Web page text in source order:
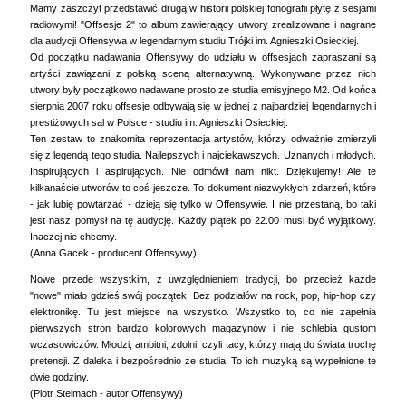
Mamy zaszczyt przedstawić drugą w historii polskiej fonografii płytę z sesjami
radiowymi! "Offsesje 2" to album zawierający utwory zrealizowane i nagrane
dla audycji Offensywa w legendarnym studiu Trójki im. Agnieszki Osieckiej.
Od początku nadawania Offensywy do udziału w offsesjach zapraszani są
artyści zawiązani z polską sceną alternatywną. Wykonywane przez nich
utwory były początkowo nadawane prosto ze studia emisyjnego M2. Od końca
sierpnia 2007 roku offsesje odbywają się w jednej z najbardziej legendarnych i
prestiżowych sal w Polsce - studiu im. Agnieszki Osieckiej.
Ten zestaw to znakomita reprezentacja artystów, którzy odważnie zmierzyli
się z legendą tego studia. Najlepszych i najciekawszych. Uznanych i młodych.
Inspirujących i aspirujących. Nie odmówił nam nikt. Dziękujemy! Ale te
kilkanaście utworów to coś jeszcze. To dokument niezwykłych zdarzeń, które
- jak lubię powtarzać - dzieją się tylko w Offensywie. I nie przestaną, bo taki
jest nasz pomysł na tę audycję. Każdy piątek po 22.00 musi być wyjątkowy.
Inaczej nie chcemy.
(Anna Gacek - producent Offensywy)
Nowe przede wszystkim, z uwzględnieniem tradycji, bo przecież każde
"nowe" miało gdzieś swój początek. Bez podziałów na rock, pop, hip-hop czy
elektronikę. Tu jest miejsce na wszystko. Wszystko to, co nie zapełnia
pierwszych stron bardzo kolorowych magazynów i nie schlebia gustom
wczasowiczów. Młodzi, ambitni, zdolni, czyli tacy, którzy mają do świata trochę
pretensji. Z daleka i bezpośrednio ze studia. To ich muzyką są wypełnione te
dwie godziny.
(Piotr Stelmach - autor Offensywy)